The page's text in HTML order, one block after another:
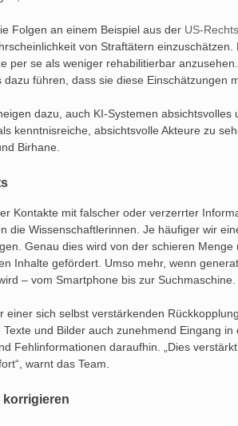
Folgen an einem Beispiel aus der US-
von Straftätern
per se als weniger rehabilitierbar
führen, dass sie diese Einschätzungen
dazu, auch KI-Systemen absichtsvolles
kenntnisreiche, absichtsvolle Akteure zu
Birhane.
Kontakte mit falscher oder verzerrter
die Wissenschaftlerinnen. Je häufiger wir
Genau dies wird von der schieren
Inhalte gefördert. Umso mehr, wenn
– vom Smartphone bis zur Suchmaschine.
einer sich selbst verstärkenden
und Bilder auch zunehmend Eingang
Fehlinformationen daraufhin. „Dies
warnt das Team.
korrigieren